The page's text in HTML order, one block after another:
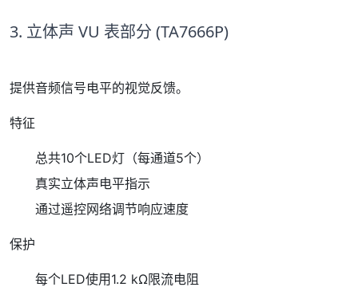
3. 立体声 VU 表部分 (TA7666P)
提供音频信号电平的视觉反馈。
特征
总共10个LED灯（每通道5个）
真实立体声电平指示
通过遥控网络调节响应速度
保护
每个LED使用1.2 kΩ限流电阻